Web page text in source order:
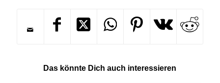
Das könnte Dich auch interessieren